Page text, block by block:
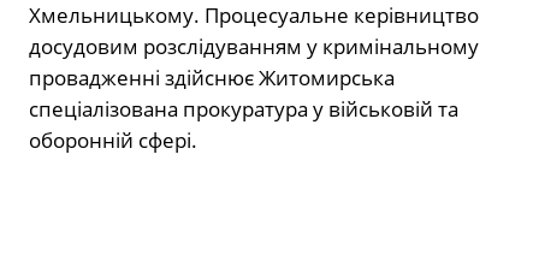
Хмельницькому. Процесуальне керівництво
досудовим розслідуванням у кримінальному
провадженні здійснює Житомирська
спеціалізована прокуратура у військовій та
оборонній сфері.